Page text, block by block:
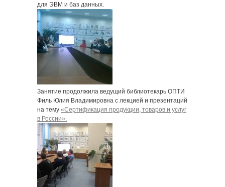
для ЭВМ и баз данных.
Занятие продолжила ведущий библиотекарь ОПТИ
Филь Юлия Владимировна с лекцией и презентаций
на тему «Сертификация продукции, товаров и услуг
в России».